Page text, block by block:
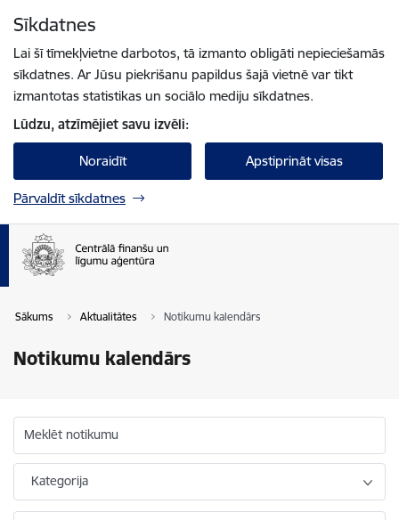
Sīkdatnes
Lai šī tīmekļvietne darbotos, tā izmanto obligāti nepieciešamās
sīkdatnes. Ar Jūsu piekrišanu papildus šajā vietnē var tikt
izmantotas statistikas un sociālo mediju sīkdatnes.
Lūdzu, atzīmējiet savu izvēli:
Noraidīt Apstiprināt visas
Pārvaldīt sīkdatnes
Sākums Aktualitātes Notikumu kalendārs
Notikumu kalendārs
Meklēt notikumu
Kategorija